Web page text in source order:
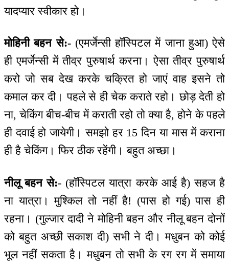
यादप्यार स्वीकार हो।
मोहिनी बहन से:-(एमर्जेन्सी हॉस्पिटल में जाना हुआ) ऐसे
ही एमर्जेन्सी में तीव्र पुरुषार्थ करना। ऐसा तीव्र पुरुषार्थ
करो जो सब देख करके चक्रित हो जाएं वाह इसने तो
कमाल कर दी। पहले से ही चेक कराते रहो। छोड़ देती हो
ना, चेकिंग बीच-बीच में कराती रहो तो क्या है, होने के पहले
ही दवाई हो जायेगी। समझो हर 15 दिन या मास में कराना
ही है चेकिंग। फिर ठीक रहेंगी। बहुत अच्छा।
नीलू बहन से:- (हॉस्पिटल यात्रा करके आई है) सहज है
ना यात्रा। मुश्किल तो नहीं है! (पास हो गई) पास ही
रहना। (गुल्जार दादी ने मोहिनी बहन और नीलू बहन दोनों
को बहुत अच्छी सकाश दी) सभी ने दी। मधुबन को कोई
भूल नहीं सकता है। मधुबन तो सभी के रग रग में समाया